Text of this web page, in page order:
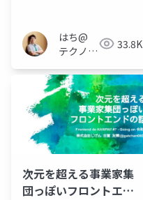
はち@
テクノロ
ィア
「Newbee」
33.8K
次元を超える事業家集
団っぽいフロントエン